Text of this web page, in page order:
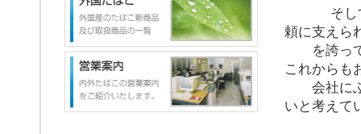
そし
頼に支えら
を誇って
これからも
会社にふ
いと考えて